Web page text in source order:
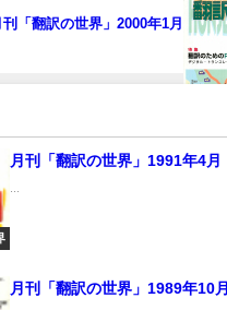
刊「翻訳の世界」2000年1月
月刊「翻訳の世界」1991年4月
月刊「翻訳の世界」1989年10月